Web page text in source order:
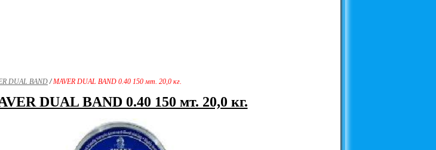
DUAL BAND/MAVER DUAL BAND 0.40 150 мт. 20,0 кг.
DUAL BAND 0.40 150 мт. 20,0 кг.